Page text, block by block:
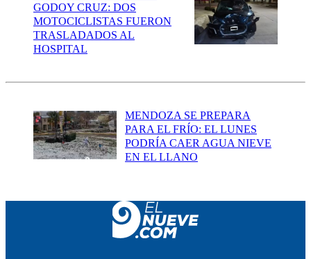
GODOY CRUZ: DOS
MOTOCICLISTAS FUERON
TRASLADADOS AL
HOSPITAL
MENDOZA SE PREPARA
PARA EL FRÍO: EL LUNES
PODRÍA CAER AGUA NIEVE
EN EL LLANO